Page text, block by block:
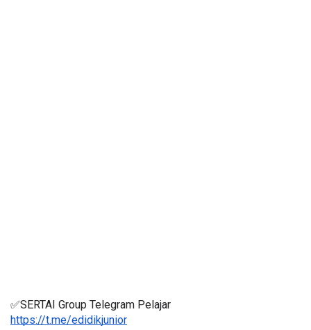
✅SERTAI Group Telegram Pelajar
https://t.me/edidikjunior